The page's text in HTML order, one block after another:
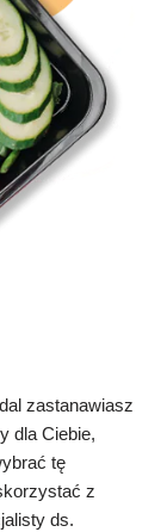
zastanawiasz
dla Ciebie,
tę
z
ds.